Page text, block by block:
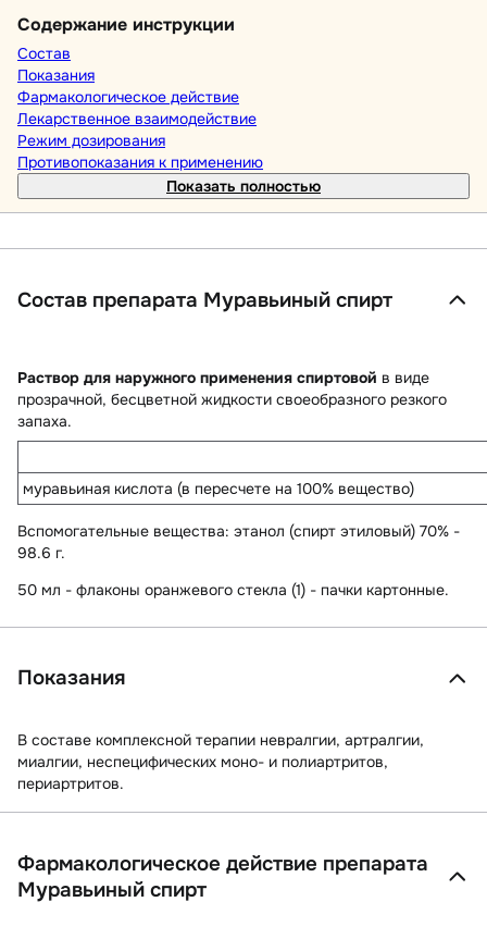
Содержание инструкции
Состав
Показания
Фармакологическое действие
Лекарственное взаимодействие
Режим дозирования
Противопоказания к применению
Показать полностью
Состав препарата Муравьиный спирт
Раствор для наружного применения спиртовой в виде
прозрачной, бесцветной жидкости своеобразного резкого
запаха.
муравьиная кислота (в пересчете на 100% вещество)
Вспомогательные вещества: этанол (спирт этиловый) 70% -
98.6 г.
50 мл - флаконы оранжевого стекла (1) - пачки картонные.
Показания
В составе комплексной терапии невралгии, артралгии,
миалгии, неспецифических моно- и полиартритов,
периартритов.
Фармакологическое действие препарата
Муравьиный спирт